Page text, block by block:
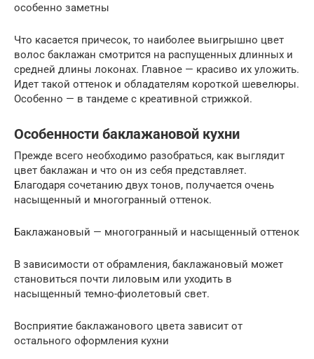
особенно заметны
Что касается причесок, то наиболее выигрышно цвет
волос баклажан смотрится на распущенных длинных и
средней длины локонах. Главное — красиво их уложить.
Идет такой оттенок и обладателям короткой шевелюры.
Особенно — в тандеме с креативной стрижкой.
Особенности баклажановой кухни
Прежде всего необходимо разобраться, как выглядит
цвет баклажан и что он из себя представляет.
Благодаря сочетанию двух тонов, получается очень
насыщенный и многогранный оттенок.
Баклажановый — многогранный и насыщенный оттенок
В зависимости от обрамления, баклажановый может
становиться почти лиловым или уходить в
насыщенный темно-фиолетовый свет.
Восприятие баклажанового цвета зависит от
остального оформления кухни